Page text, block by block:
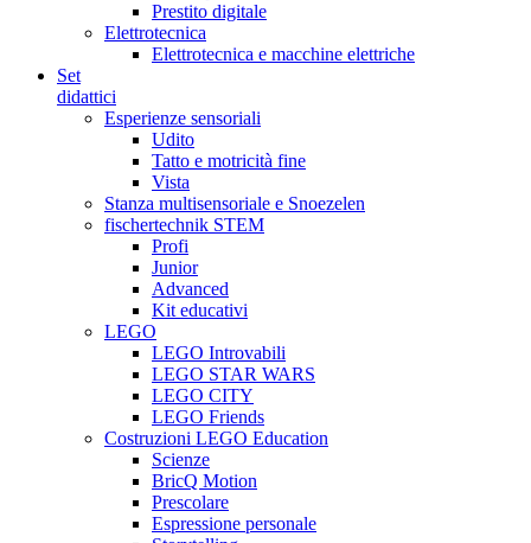
Prestito digitale
Elettrotecnica
Elettrotecnica e macchine elettriche
Set
didattici
Esperienze sensoriali
Udito
Tatto e motricità fine
Vista
Stanza multisensoriale e Snoezelen
fischertechnik STEM
Profi
Junior
Advanced
Kit educativi
LEGO
LEGO Introvabili
LEGO STAR WARS
LEGO CITY
LEGO Friends
Costruzioni LEGO Education
Scienze
BricQ Motion
Prescolare
Espressione personale